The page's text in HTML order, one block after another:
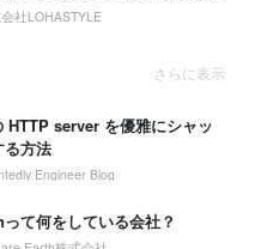
社LOHASTYLE
さらに表示
HTTP server を優雅にシャッ
る方法
Engineer Blog
て何をしている会社？